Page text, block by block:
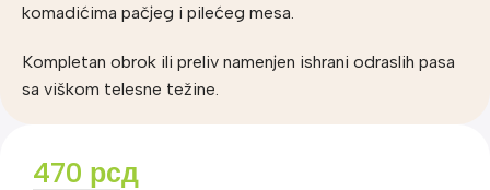
komadićima pačjeg i pilećeg mesa.
Kompletan obrok ili preliv namenjen ishrani odraslih pasa
sa viškom telesne težine.
470 рсд